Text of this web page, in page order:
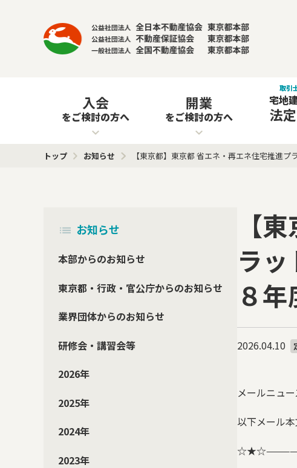
入会
をご検討の方へ
開業
をご検討の方へ
取引
宅地
法
トップ お知らせ 【東京都】東京都 省エネ・再エネ住宅推進
【
ラ
８
2026.04.10
メールニュ
以下メール本
☆★☆
お知らせ
本部からのお知らせ
東京都・行政・官公庁からのお知らせ
業界団体からのお知らせ
研修会・講習会等
2026年
2025年
2024年
2023年